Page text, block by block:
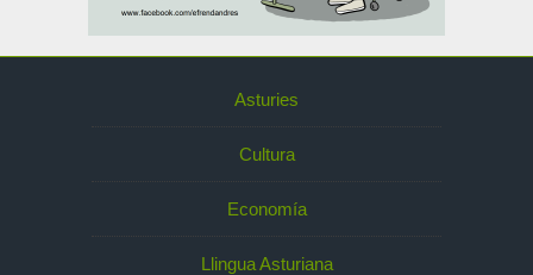
Asturies
Cultura
Economía
Llingua Asturiana